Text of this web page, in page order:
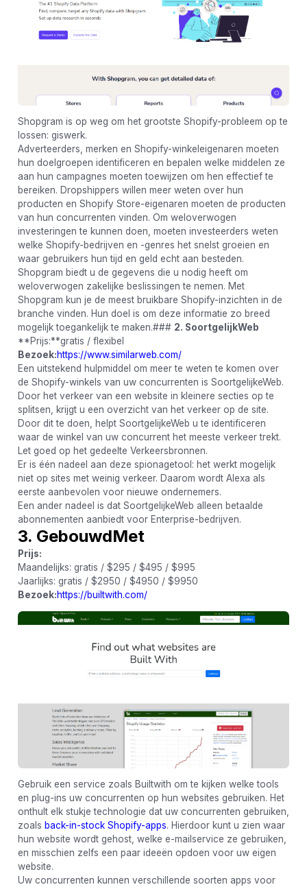
Shopgram is op weg om het grootste Shopify-probleem op te
lossen: giswerk.
Adverteerders, merken en Shopify-winkeleigenaren moeten
hun doelgroepen identificeren en bepalen welke middelen ze
aan hun campagnes moeten toewijzen om hen effectief te
bereiken. Dropshippers willen meer weten over hun
producten en Shopify Store-eigenaren moeten de producten
van hun concurrenten vinden. Om weloverwogen
investeringen te kunnen doen, moeten investeerders weten
welke Shopify-bedrijven en -genres het snelst groeien en
waar gebruikers hun tijd en geld echt aan besteden.
Shopgram biedt u de gegevens die u nodig heeft om
weloverwogen zakelijke beslissingen te nemen. Met
Shopgram kun je de meest bruikbare Shopify-inzichten in de
branche vinden. Hun doel is om deze informatie zo breed
mogelijk toegankelijk te maken.### 2. SoortgelijkWeb
**Prijs:**gratis / flexibel
Bezoek:https://www.similarweb.com/
Een uitstekend hulpmiddel om meer te weten te komen over
de Shopify-winkels van uw concurrenten is SoortgelijkeWeb.
Door het verkeer van een website in kleinere secties op te
splitsen, krijgt u een overzicht van het verkeer op de site.
Door dit te doen, helpt SoortgelijkeWeb u te identificeren
waar de winkel van uw concurrent het meeste verkeer trekt.
Let goed op het gedeelte Verkeersbronnen.
Er is één nadeel aan deze spionagetool: het werkt mogelijk
niet op sites met weinig verkeer. Daarom wordt Alexa als
eerste aanbevolen voor nieuwe ondernemers.
Een ander nadeel is dat SoortgelijkeWeb alleen betaalde
abonnementen aanbiedt voor Enterprise-bedrijven.
3. GebouwdMet
Prijs:
Maandelijks: gratis / $295 / $495 / $995
Jaarlijks: gratis / $2950 / $4950 / $9950
Bezoek:https://builtwith.com/
Gebruik een service zoals Builtwith om te kijken welke tools
en plug-ins uw concurrenten op hun websites gebruiken. Het
onthult elk stukje technologie dat uw concurrenten gebruiken,
zoals back-in-stock Shopify-apps. Hierdoor kunt u zien waar
hun website wordt gehost, welke e-mailservice ze gebruiken,
en misschien zelfs een paar ideeën opdoen voor uw eigen
website.
Uw concurrenten kunnen verschillende soorten apps voor